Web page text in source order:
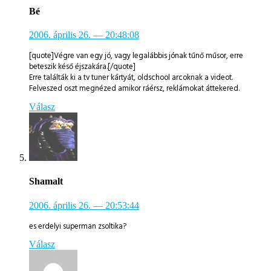
Bé
2006. április 26. — 20:48:08
[quote]Végre van egy jó, vagy legalábbis jónak tűnő műsor, erre
beteszik késő éjszakára.[/quote]
Erre találták ki a tv tuner kártyát, oldschool arcoknak a videot.
Felveszed oszt megnézed amikor ráérsz, reklámokat áttekered.
Válasz
Shamalt
2006. április 26. — 20:53:44
es erdelyi superman zsoltika?
Válasz